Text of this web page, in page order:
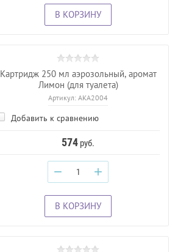
В КОРЗИНУ
Картридж 250 мл аэрозольный, аромат
Лимон (для туалета)
Артикул: AKA2004
Добавить к сравнению
574 руб.
− +
В КОРЗИНУ